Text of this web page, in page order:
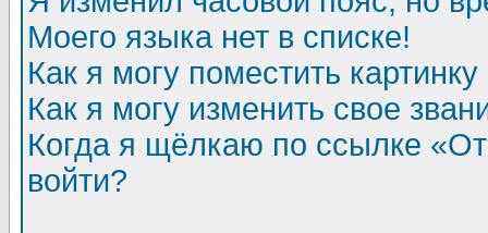
Моего языка нет в списке!
Как я могу поместить
Как я могу изменить свое
Когда я щёлкаю по ссылке
войти?